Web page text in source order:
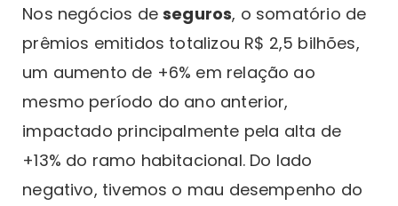
Nos negócios deseguros, o somatório de
prêmios emitidos totalizou R$ 2,5 bilhões,
um aumento de +6% em relação ao
mesmo período do ano anterior,
impactado principalmente pela alta de
+13% do ramo habitacional. Do lado
negativo, tivemos o mau desempenho do